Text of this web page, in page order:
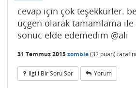
cevap için çok teşekkürler.
üçgen olarak tamamlama ile
sonuc elde edemedim @ali
31 Temmuz 2015zombie(32 puan)
Ilgili Bir Soru Sor Yorum